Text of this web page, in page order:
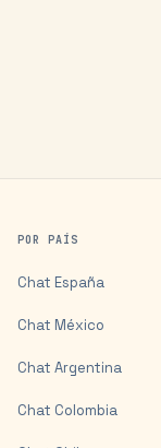
POR PAÍS
Chat España
Chat México
Chat Argentina
Chat Colombia